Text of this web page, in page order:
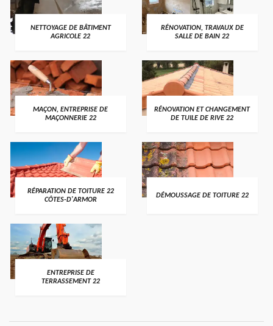
NETTOYAGE DE BÂTIMENT
AGRICOLE 22
RÉNOVATION, TRAVAUX DE
SALLE DE BAIN 22
MAÇON, ENTREPRISE DE
MAÇONNERIE 22
RÉNOVATION ET CHANGEMENT
DE TUILE DE RIVE 22
RÉPARATION DE TOITURE 22
CÔTES-D'ARMOR
DÉMOUSSAGE DE TOITURE 22
ENTREPRISE DE
TERRASSEMENT 22